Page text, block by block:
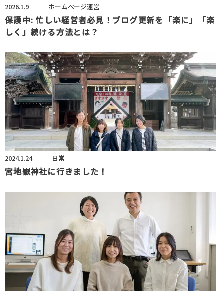
2026.1.9 ホームページ運営
保護中: 忙しい経営者必見！ブログ更新を「楽に」「楽
しく」続ける方法とは？
2024.1.24 日常
宮地嶽神社に行きました！